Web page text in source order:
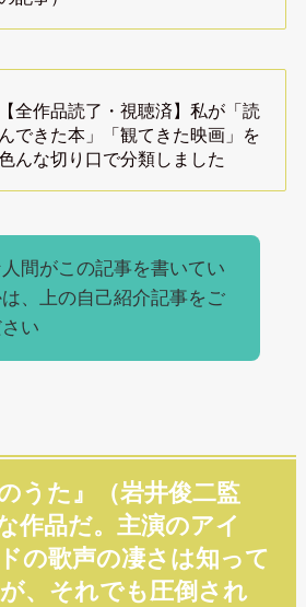
【全作品読了・視聴済】私が「読
んできた本」「観てきた映画」を
んな切り口で分類しました
間がこの記事を書いてい
、上の自己紹介記事をご
い
うた』（岩井俊二監
作品だ。主演のアイ
の歌声の凄さは知って
、それでも圧倒され